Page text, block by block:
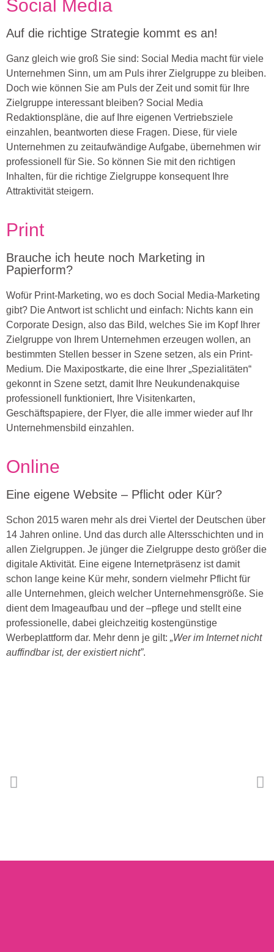
Social Media
Auf die richtige Strategie kommt es an!
Ganz gleich wie groß Sie sind: Social Media macht für viele
Unternehmen Sinn, um am Puls ihrer Zielgruppe zu bleiben.
Doch wie können Sie am Puls der Zeit und somit für Ihre
Zielgruppe interessant bleiben? Social Media
Redaktionspläne, die auf Ihre eigenen Vertriebsziele
einzahlen, beantworten diese Fragen. Diese, für viele
Unternehmen zu zeitaufwändige Aufgabe, übernehmen wir
professionell für Sie. So können Sie mit den richtigen
Inhalten, für die richtige Zielgruppe konsequent Ihre
Attraktivität steigern.
Print
Brauche ich heute noch Marketing in
Papierform?
Wofür Print-Marketing, wo es doch Social Media-Marketing
gibt? Die Antwort ist schlicht und einfach: Nichts kann ein
Corporate Design, also das Bild, welches Sie im Kopf Ihrer
Zielgruppe von Ihrem Unternehmen erzeugen wollen, an
bestimmten Stellen besser in Szene setzen, als ein Print-
Medium. Die Maxipostkarte, die eine Ihrer „Spezialitäten“
gekonnt in Szene setzt, damit Ihre Neukundenakquise
professionell funktioniert, Ihre Visitenkarten,
Geschäftspapiere, der Flyer, die alle immer wieder auf Ihr
Unternehmensbild einzahlen.
Online
Eine eigene Website ­– Pflicht oder Kür?
Schon 2015 waren mehr als drei Viertel der Deutschen über
14 Jahren online. Und das durch alle Altersschichten und in
allen Zielgruppen. Je jünger die Zielgruppe desto größer die
digitale Aktivität. Eine eigene Internetpräsenz ist damit
schon lange keine Kür mehr, sondern vielmehr Pflicht für
alle Unternehmen, gleich welcher Unternehmensgröße. Sie
dient dem Imageaufbau und der –pflege und stellt eine
professionelle, dabei gleichzeitig kostengünstige
Werbeplattform dar. Mehr denn je gilt: „Wer im Internet nicht
auffindbar ist, der existiert nicht”.